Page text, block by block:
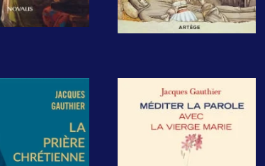
pratique.
Méditer la
Parole avec la
Vierge Marie